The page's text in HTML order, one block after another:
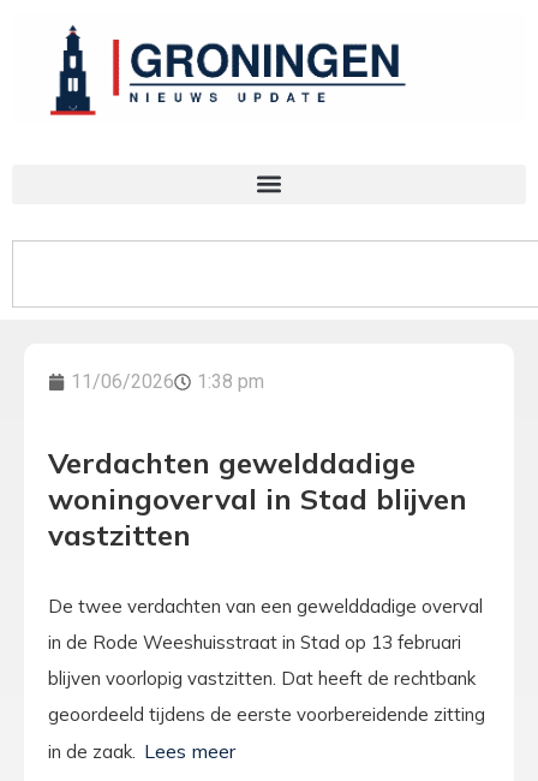
11/06/2026 1:38 pm
Verdachten gewelddadige
woningoverval in Stad blijven
vastzitten
De twee verdachten van een gewelddadige overval
in de Rode Weeshuisstraat in Stad op 13 februari
blijven voorlopig vastzitten. Dat heeft de rechtbank
geoordeeld tijdens de eerste voorbereidende zitting
in de zaak.